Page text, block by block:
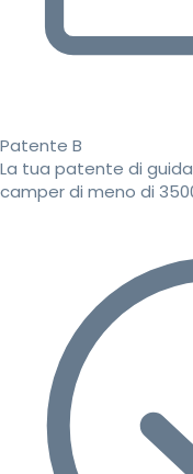
Patente B
La tua patente di
camper di meno di